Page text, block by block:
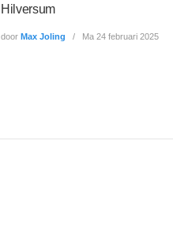
Hilversum
door Max Joling Ma 24 februari 2025